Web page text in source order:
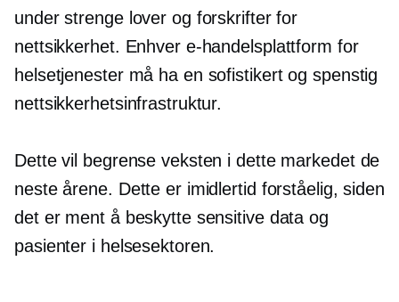
under strenge lover og forskrifter for
nettsikkerhet. Enhver e-handelsplattform for
helsetjenester må ha en sofistikert og spenstig
nettsikkerhetsinfrastruktur.
Dette vil begrense veksten i dette markedet de
neste årene. Dette er imidlertid forståelig, siden
det er ment å beskytte sensitive data og
pasienter i helsesektoren.